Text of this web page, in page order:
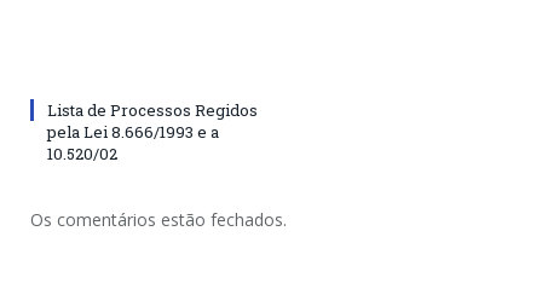
Lista de Processos Regidos
pela Lei 8.666/1993 e a
10.520/02
Os comentários estão fechados.